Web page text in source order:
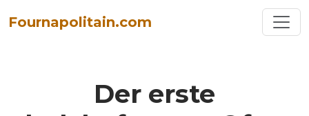
Fournapolitain.com
Der erste